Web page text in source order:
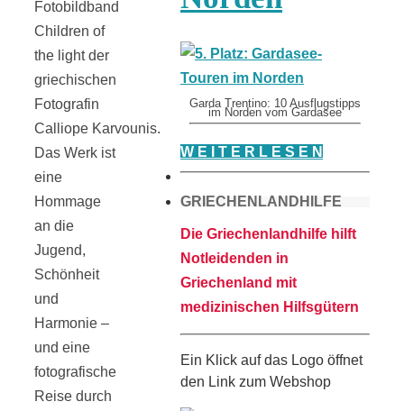
Fotobildband
Children of
the light der
griechischen
Fotografin
Calliope Karvounis.
Das Werk ist
eine
Hommage
an die
Jugend,
Schönheit
und
Harmonie –
und eine
fotografische
Reise durch
Garda Trentino: 10 Ausflugstipps
im Norden vom Gardasee
W E I T E R L E S E N
GRIECHENLANDHILFE
Die Griechenlandhilfe hilft
Notleidenden in
Griechenland mit
medizinischen Hilfsgütern
Ein Klick auf das Logo öffnet
den Link zum Webshop